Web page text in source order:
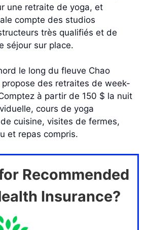
une retraite de yoga, et
compte des studios
très qualifiés et de
séjour sur place.
le long du fleuve Chao
propose des retraites de week-
à partir de 150 $ la nuit
cours de yoga
cuisine, visites de fermes,
et repas compris.
Recommended
Insurance?